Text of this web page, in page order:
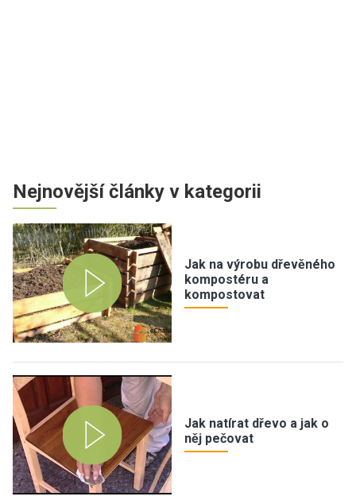
Nejnovější články v kategorii
Jak na výrobu dřevěného
kompostéru a
kompostovat
Jak natírat dřevo a jak o
něj pečovat